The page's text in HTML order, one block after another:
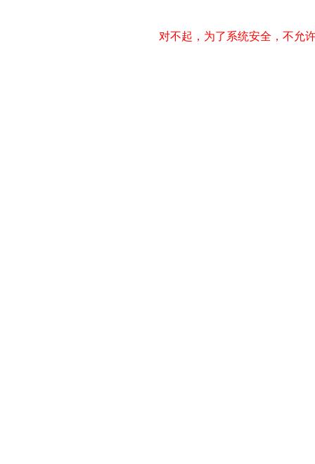
对不起，为了系统安全，不允